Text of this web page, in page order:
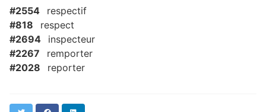
#2554
respectif
#818
respect
#2694
inspecteur
#2267
remporter
#2028
reporter